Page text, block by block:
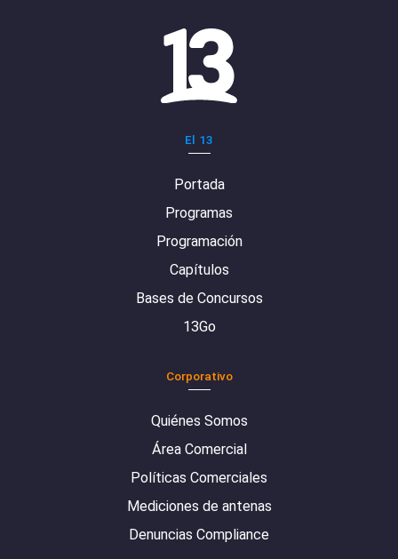
El 13
Portada
Programas
Programación
Capítulos
Bases de Concursos
13Go
Corporativo
Quiénes Somos
Área Comercial
Políticas Comerciales
Mediciones de antenas
Denuncias Compliance